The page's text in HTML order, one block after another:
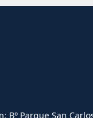
Parque San